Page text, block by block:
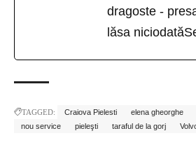
dragoste -
lăsa niciodată
TAGGED: Craiova Pielesti elena gheorghe
nou service
pieleşti taraful de la gorj